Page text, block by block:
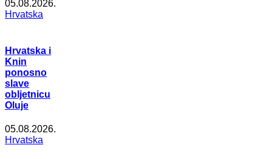
05.08.2026.
Hrvatska
Hrvatska i
Knin
ponosno
slave
obljetnicu
Oluje
05.08.2026.
Hrvatska